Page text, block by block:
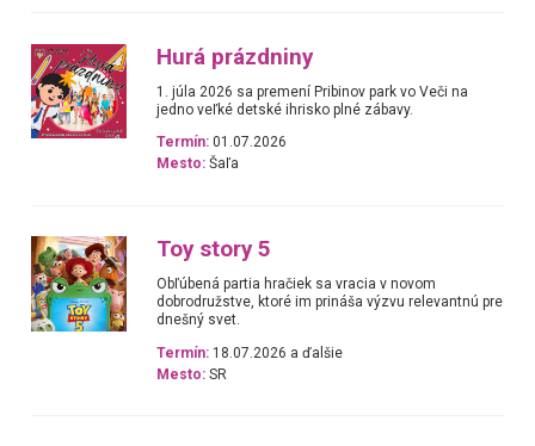
Hurá prázdniny
1. júla 2026 sa premení Pribinov park vo Veči na
jedno veľké detské ihrisko plné zábavy.
Termín: 01.07.2026
Mesto: Šaľa
Toy story 5
Obľúbená partia hračiek sa vracia v novom
dobrodružstve, ktoré im prináša výzvu relevantnú pre
dnešný svet.
Termín: 18.07.2026 a ďalšie
Mesto: SR